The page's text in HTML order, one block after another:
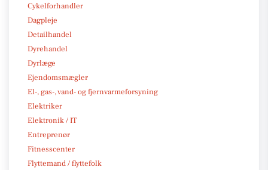
Cykelforhandler
Dagpleje
Detailhandel
Dyrehandel
Dyrlæge
Ejendomsmægler
El-, gas-, vand- og fjernvarmeforsyning
Elektriker
Elektronik / IT
Entreprenør
Fitnesscenter
Flyttemand / flyttefolk